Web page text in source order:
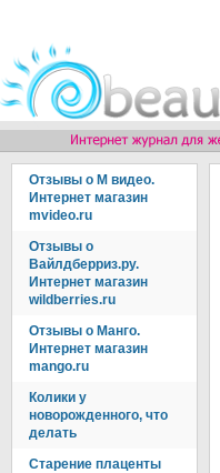
Отзывы о М видео.
Интернет магазин
mvideo.ru
Отзывы о
Вайлдберриз.ру.
Интернет магазин
wildberries.ru
Отзывы о Манго.
Интернет магазин
mango.ru
Колики у
новорожденного, что
делать
Старение плаценты